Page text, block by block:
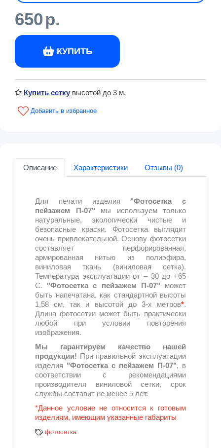
650р.
КУПИТЬ
Купить сетку высотой до 3 м.
Описание Характеристики Отзывы (0)
Для печати изделия "Фотосетка с
пейзажем П-07" мы используем только
натуральные, экологически чистые и
безопасные краски. Фотосетка выглядит
очень привлекательной. Основу фотосетки
составляет перфорированная,
армированная нитью из полиэфира,
виниловая ткань (виниловая сетка).
Температура эксплуатации от – 30 до +65
С. "Фотосетка с пейзажем П-07" может
быть напечатана, как стандартной высоты
1,58 см, так и высотой до 3-х метров*.
Длина фотосетки может быть практически
любой при условии повторения
изображения.
Мы гарантируем качество нашей
продукции! При правильной эксплуатации
изделия "Фотосетка с пейзажем П-07", в
соответствии с рекомендациями
производителя виниловой сетки, срок
службы составит не менее 5 лет.
*Данное условие не относится к готовым
изделиям, имеющим указанные габариты
фотосетка